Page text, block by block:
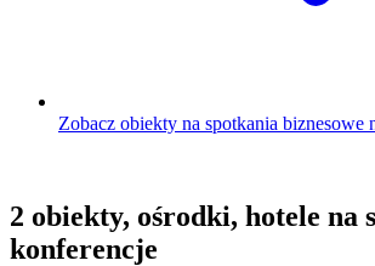
Zobacz obiekty na spotkania biznesowe
2 obiekty, ośrodki, hotele na
konferencje